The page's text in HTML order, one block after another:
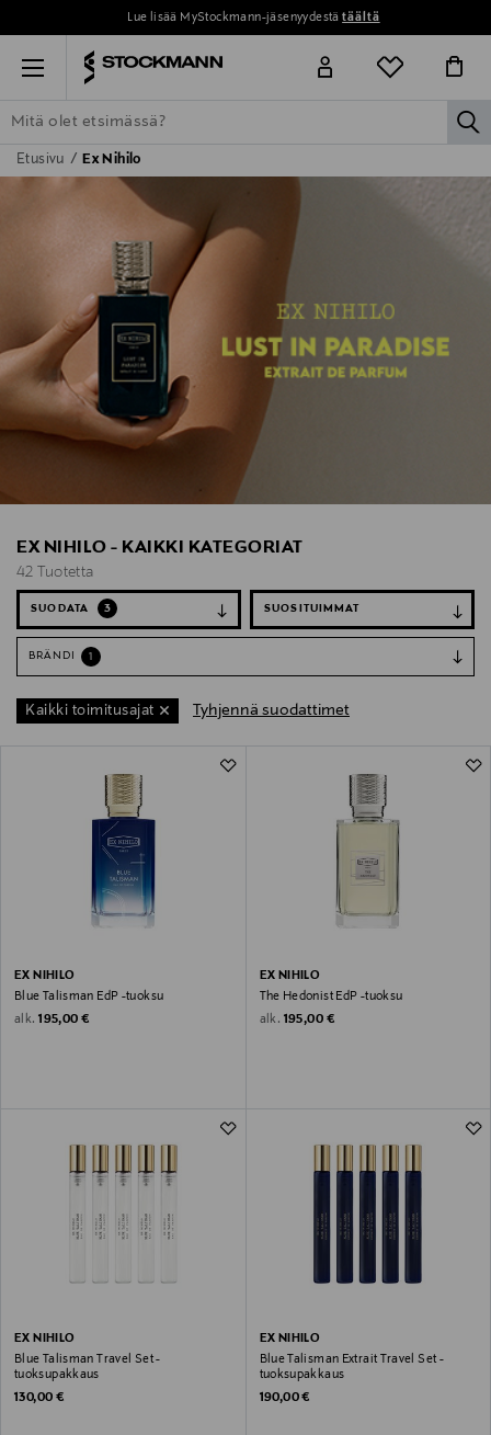
Lue lisää MyStockmann-jäsenyydestätäältä
Menu
ETSI KAIKKI NAISET
Etusivu Ex Nihilo
EX NIHILO - KAIKKI KATEGORIAT
42 Tuotetta
SUODATA 3
BRÄNDI 1
Kaikki toimitusajat Tyhjennä suodattimet
EX NIHILO
Blue Talisman EdP -tuoksu
alk. Original Price
195,00 €
EX NIHILO
The Hedonist EdP -tuoksu
alk. Original Price
195,00 €
EX NIHILO
Blue Talisman Travel Set -
tuoksupakkaus
Original Price
130,00 €
EX NIHILO
Blue Talisman Extrait Travel Set -
tuoksupakkaus
Original Price
190,00 €